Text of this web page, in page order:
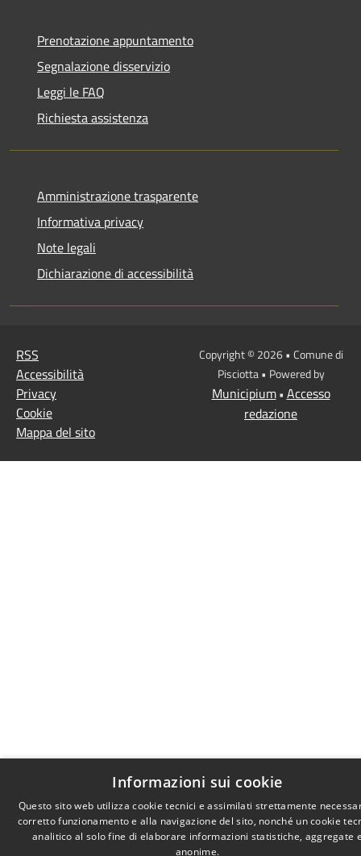
Prenotazione appuntamento
Segnalazione disservizio
Leggi le FAQ
Richiesta assistenza
Amministrazione trasparente
Informativa privacy
Note legali
Dichiarazione di accessibilità
RSS
Accessibilità
Privacy
Cookie
Mappa del sito
Copyright © 2026 • Comune di
Pisciotta • Powered by
Municipium• Accesso
redazione
Informazioni sui cookie
Questo sito web utilizza cookie tecnici e assimilati strettamente
corretto funzionamento e alla navigazione del sito, nonché un cookie
analitico al solo fine di elaborare informazioni statistiche, aggregate
anonime.